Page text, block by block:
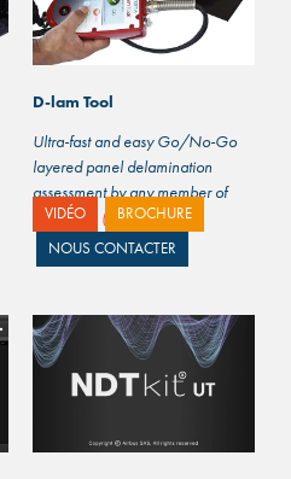
D-lam Tool
Ultra-fast and easy Go/No-Go
layered panel delamination
assessment by any member of
your team (suite…)
VIDÉO
BROCHURE
NOUS CONTACTER